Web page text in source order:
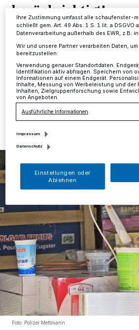
berücksichtigt!
Mettmann·Am Mittwochmorgen
Experten vom Verkehrsdienst der
Mettmann um 7.30 Uhr auf der
Mettmann einen LKW aus Köln.
25.07.2018 , 15:25 Uhr Eine Minute
Foto: Polizei Mettmann
Informationen finden Sie in unserer
Ihre Zustimmung umfasst alle schaufenster-
schließt gem. Art. 49 Abs. 1 S. 1 lit. a DSGVO
Datenverarbeitung außerhalb des EWR, z.B.
Wir und unsere Partner verarbeiten Daten,
bereitzustellen:
Verwendung genauer Standortdaten.
Identifikation aktiv abfragen. Speichern von
Informationen auf einem Endgerät.
Inhalte, Messung von Werbeleistung und der
Inhalten, Zielgruppenforschung sowie
von Angeboten.
Ausführliche Informationen
Impressum
Datenschutz
Einstellungen oder
Ablehnen